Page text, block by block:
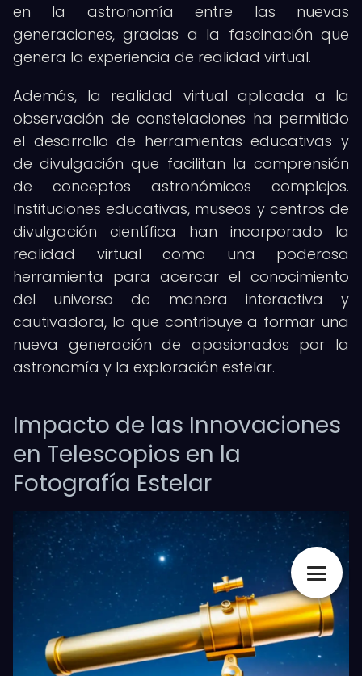
en la astronomía entre las nuevas
generaciones, gracias a la fascinación que
genera la experiencia de realidad virtual.
Además, la realidad virtual aplicada a la
observación de constelaciones ha permitido
el desarrollo de herramientas educativas y
de divulgación que facilitan la comprensión
de conceptos astronómicos complejos.
Instituciones educativas, museos y centros de
divulgación científica han incorporado la
realidad virtual como una poderosa
herramienta para acercar el conocimiento
del universo de manera interactiva y
cautivadora, lo que contribuye a formar una
nueva generación de apasionados por la
astronomía y la exploración estelar.
Impacto de las Innovaciones
en Telescopios en la
Fotografía Estelar